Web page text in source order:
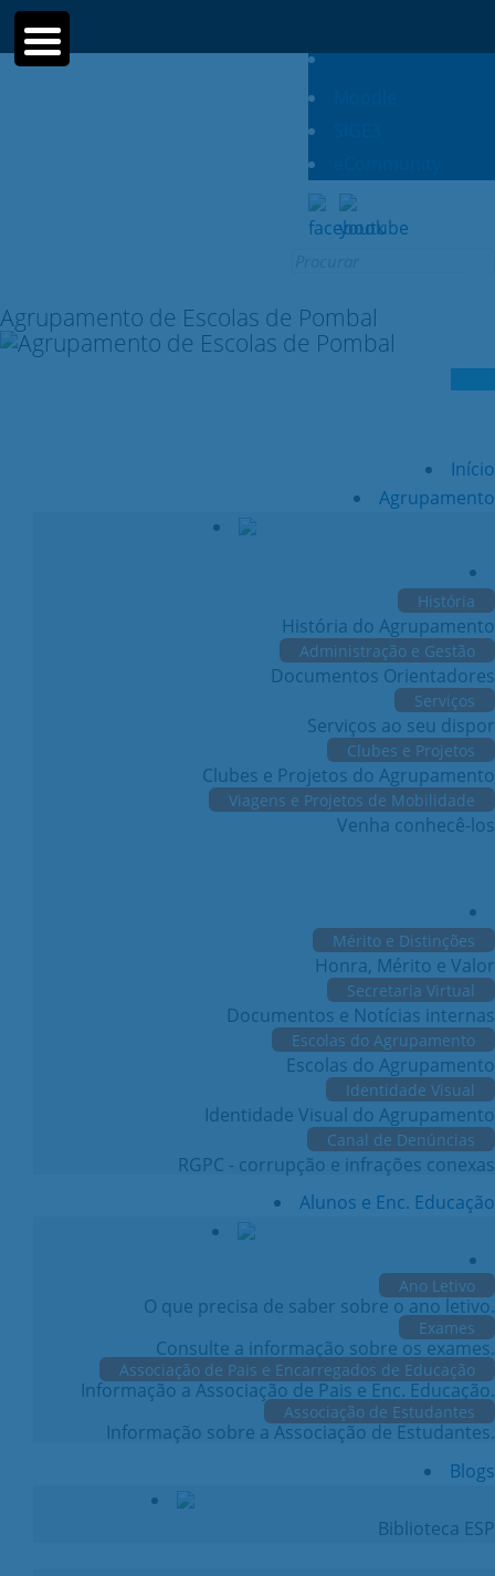
Agrupamento de Escolas de Pombal
Início
Agrupamento
História
História do Agrupamento
Administração e Gestão
Documentos Orientadores
Serviços
Serviços ao seu dispor
Clubes e Projetos
Clubes e Projetos do Agrupamento
Viagens e Projetos de Mobilidade
Venha conhecê-los
Mérito e Distinções
Honra, Mérito e Valor
Secretaria Virtual
Documentos e Notícias internas
Escolas do Agrupamento
Escolas do Agrupamento
Identidade Visual
Identidade Visual do Agrupamento
Canal de Denúncias
RGPC - corrupção e infrações conexas
Alunos e Enc. Educação
Ano Letivo
O que precisa de saber sobre o ano letivo.
Exames
Consulte a informação sobre os exames.
Associação de Pais e Encarregados de Educação
Informação a Associação de Pais e Enc. Educação.
Associação de Estudantes
Informação sobre a Associação de Estudantes.
Blogs
Biblioteca ESP